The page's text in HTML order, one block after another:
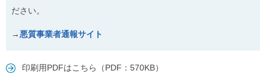
ださい。
→ 悪質事業者通報サイト
印刷用PDFはこちら（PDF：570KB）